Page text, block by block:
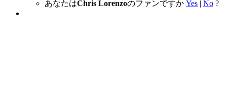
あなたはChris Lorenzoのファンですか Yes | No ?